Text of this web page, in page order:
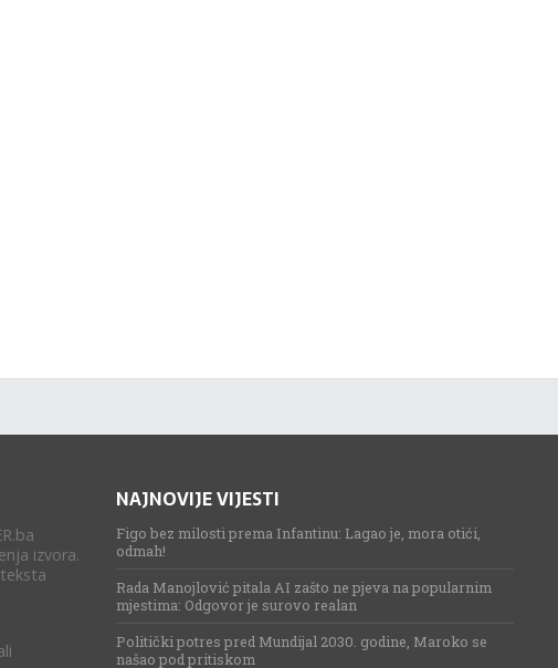
izvora.
NAJNOVIJE VIJESTI
Figo bez milosti prema Infantinu: Lagao je, mora otići,
odmah!
Rada Manojlović pitala AI zašto ne pjeva na popularnim
mjestima: Odgovor je surovo realan
Politički potres pred Mundijal 2030. godine, Maroko se
našao pod pritiskom